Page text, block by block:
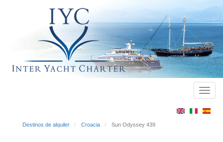
Destinos de alquiler Croacia Sun Odyssey 439